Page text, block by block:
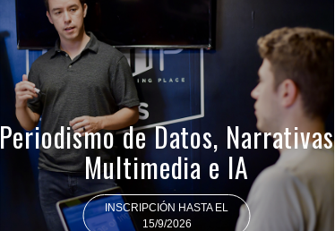
Periodismo de Datos, Narrativas
Multimedia e IA
INSCRIPCIÓN HASTA EL
15/9/2026